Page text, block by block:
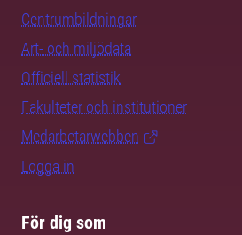
Centrumbildningar
Art- och miljödata
Officiell statistik
Fakulteter och institutioner
Medarbetarwebben
Logga in
För dig som